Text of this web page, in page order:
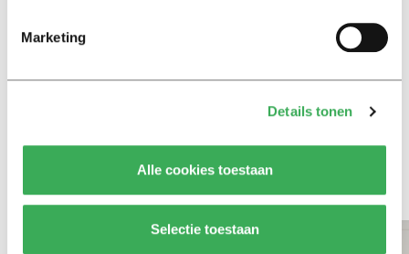
Marketing
Details tonen
Alle cookies toestaan
Selectie toestaan
Column
Maak het onderwijs flexibel,
zodat studenten zich breder
Bekijk meer recent nieuws